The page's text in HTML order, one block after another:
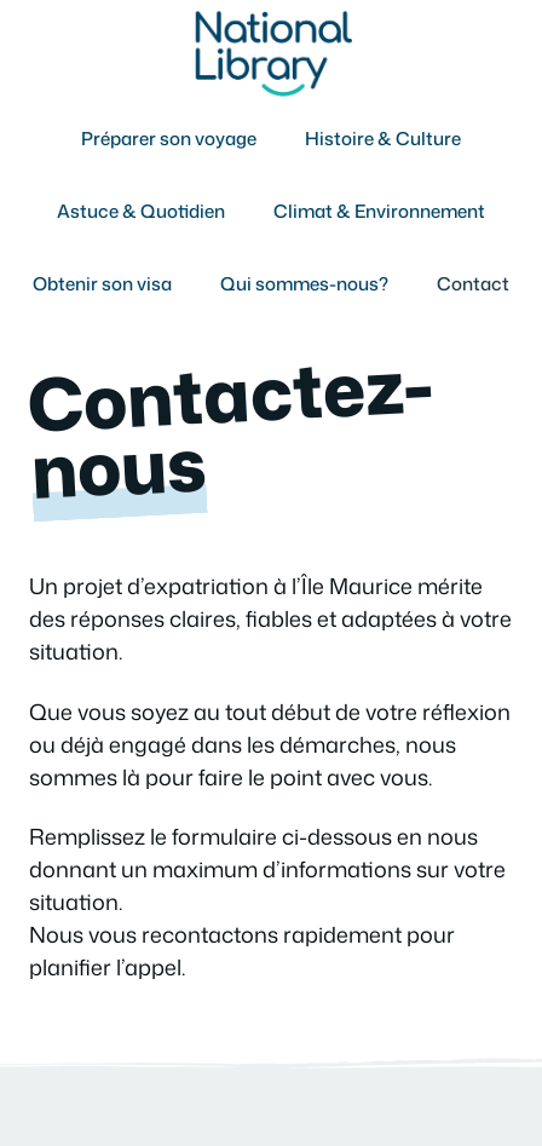
Préparer son voyage Histoire & Culture
Astuce & Quotidien Climat & Environnement
Obtenir son visa Qui sommes-nous? Contact
Contactez-
nous
Un projet d’expatriation à l’Île Maurice mérite
des réponses claires, fiables et adaptées à votre
situation.
Que vous soyez au tout début de votre réflexion
ou déjà engagé dans les démarches, nous
sommes là pour faire le point avec vous.
Remplissez le formulaire ci-dessous en nous
donnant un maximum d’informations sur votre
situation.
Nous vous recontactons rapidement pour
planifier l’appel.